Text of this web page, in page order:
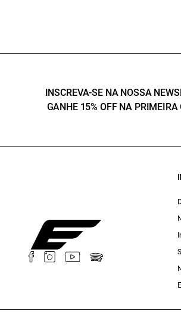
INSCREVA-SE NA NOSSA
GANHE 15% OFF NA PRIMEIRA